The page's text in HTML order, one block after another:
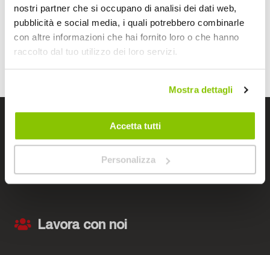
nostri partner che si occupano di analisi dei dati web,
pubblicità e social media, i quali potrebbero combinarle
con altre informazioni che hai fornito loro o che hanno
raccolto dal tuo utilizzo dei loro servizi.
Mostra dettagli
Accetta tutti
Personalizza
tecnica, con tutte le informazioni e immagini per soddisfare
qualsiasi curiosità. Tutti i nostri sono stati selezionati per
rendere il tuo viaggio in scooter un’esperienza sicura ed
entusiasmante.
I negozi Bep's
Cerchiamo immobili
Lavora con noi